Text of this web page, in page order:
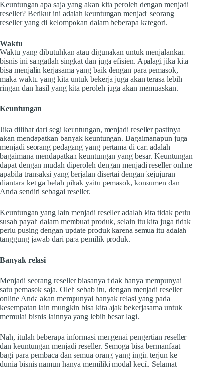
Keuntungan apa saja yang akan kita peroleh dengan menjadi
reseller? Berikut ini adalah keuntungan menjadi seorang
reseller yang di kelompokan dalam beberapa kategori.
Waktu
Waktu yang dibutuhkan atau digunakan untuk menjalankan
bisnis ini sangatlah singkat dan juga efisien. Apalagi jika kita
bisa menjalin kerjasama yang baik dengan para pemasok,
maka waktu yang kita untuk bekerja juga akan terasa lebih
ringan dan hasil yang kita peroleh juga akan memuaskan.
Keuntungan
Jika dilihat dari segi keuntungan, menjadi reseller pastinya
akan mendapatkan banyak keuntungan. Bagaimanapun juga
menjadi seorang pedagang yang pertama di cari adalah
bagaimana mendapatkan keuntungan yang besar. Keuntungan
dapat dengan mudah diperoleh dengan menjadi reseller online
apabila transaksi yang berjalan disertai dengan kejujuran
diantara ketiga belah pihak yaitu pemasok, konsumen dan
Anda sendiri sebagai reseller.
Keuntungan yang lain menjadi reseller adalah kita tidak perlu
susah payah dalam membuat produk, selain itu kita juga tidak
perlu pusing dengan update produk karena semua itu adalah
tanggung jawab dari para pemilik produk.
Banyak relasi
Menjadi seorang reseller biasanya tidak hanya mempunyai
satu pemasok saja. Oleh sebab itu, dengan menjadi reseller
online Anda akan mempunyai banyak relasi yang pada
kesempatan lain mungkin bisa kita ajak bekerjasama untuk
memulai bisnis lainnya yang lebih besar lagi.
Nah, itulah beberapa informasi mengenai pengertian reseller
dan keuntungan menjadi reseller. Semoga bisa bermanfaat
bagi para pembaca dan semua orang yang ingin terjun ke
dunia bisnis namun hanya memiliki modal kecil. Selamat